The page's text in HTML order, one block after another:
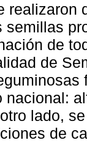
realizaron
semillas
de
de
nacional:
lado,
de